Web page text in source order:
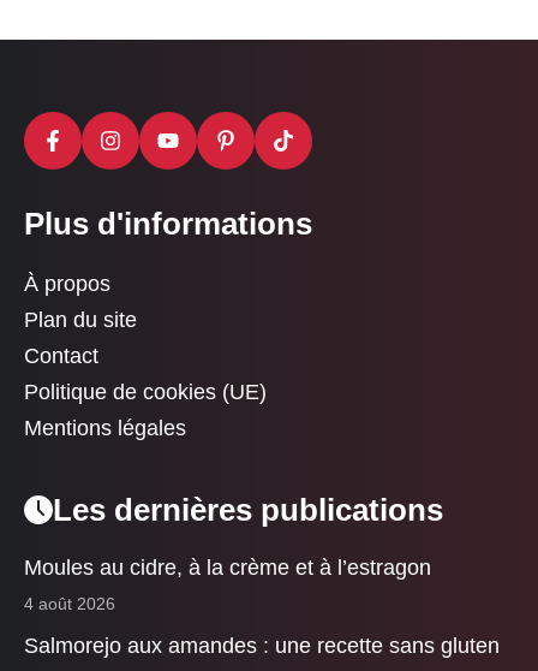
Plus d'informations
À propos
Plan du site
Contact
Politique de cookies (UE)
Mentions légales
Les dernières publications
Moules au cidre, à la crème et à l’estragon
4 août 2026
Salmorejo aux amandes : une recette sans gluten